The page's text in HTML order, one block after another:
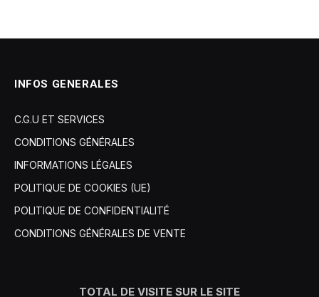
INFOS GENERALES
C.G.U ET SERVICES
CONDITIONS GÉNÉRALES
INFORMATIONS LÉGALES
POLITIQUE DE COOKIES (UE)
POLITIQUE DE CONFIDENTIALITÉ
CONDITIONS GÉNÉRALES DE VENTE
TOTAL DE VISITE SUR LE SITE